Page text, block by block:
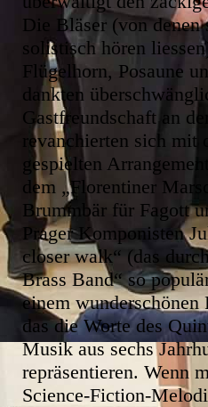
Die Bläser (von denen
solistisch hören
Flügelhorn, Posaune
dankten
Gastfreundschaft an
revanchierten sich mit
gespielten
dem „Florentiner
Brummbär für Fagott
Prager Komponisten
closer walk“ (das
Brass Band“ so
einem wunderschönen
das die Worte des
Musik aus sechs
repräsentieren. Wenn
Science-Fiction-